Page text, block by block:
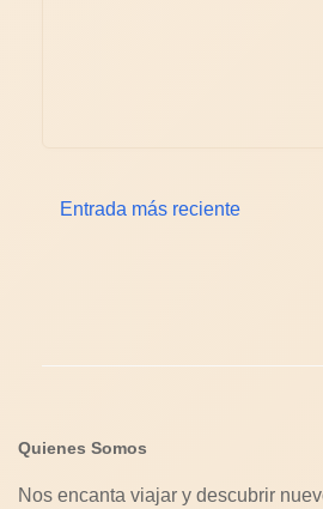
Entrada más reciente
Quienes Somos
Nos encanta viajar y descubrir